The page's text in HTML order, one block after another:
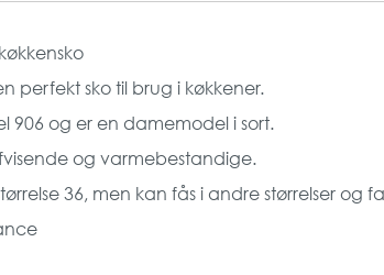
perfekt sko til brug i køkkener.
906 og er en damemodel i sort.
og varmebestandige.
36, men kan fås i andre størrelser og